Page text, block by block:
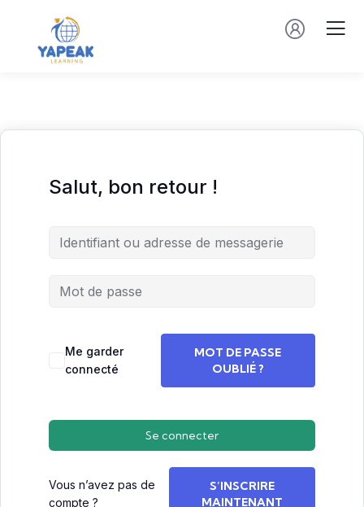
Salut, bon retour !
Me garder
connecté
MOT DE PASSE
OUBLIÉ ?
Se connecter
Vous n’avez pas de
compte ?
S’INSCRIRE
MAINTENANT